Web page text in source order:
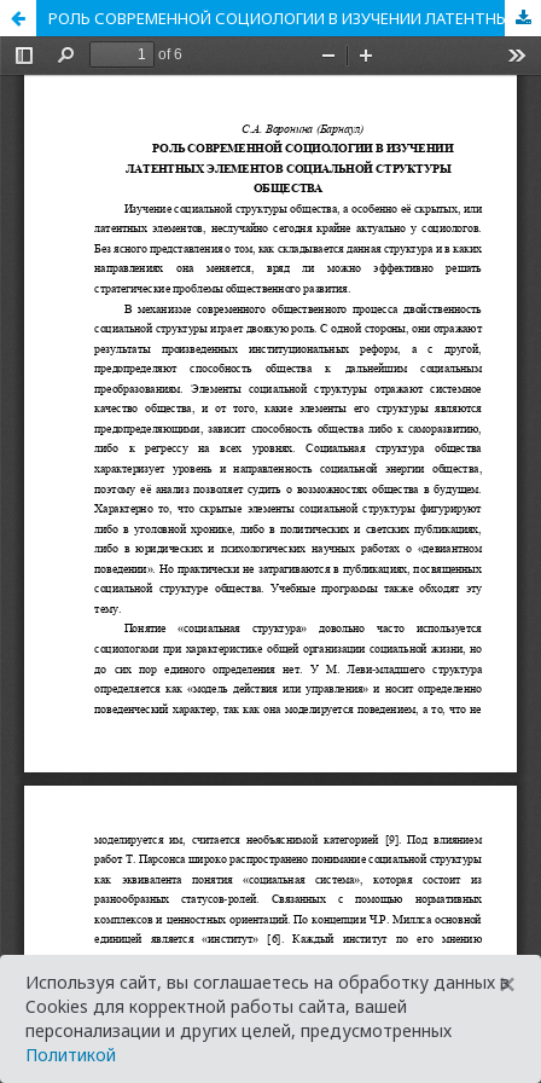
РОЛЬ СОВРЕМЕННОЙ СОЦИОЛОГИИ В ИЗУЧЕНИИ ЛАТЕНТНЫХ ЭЛЕМЕНТОВ СОЦИАЛЬНОЙ СТРУКТУРЫ ОБЩЕСТВА
Используя сайт, вы соглашаетесь на обработку данных в
Cookies для корректной работы сайта, вашей
персонализации и других целей, предусмотренных
Политикой
×